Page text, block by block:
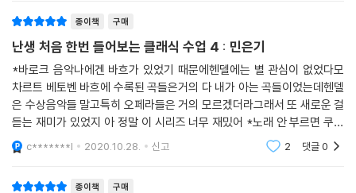
편견을 가진 적이 있었는데 헨델의 음악이 그걸 깨준 것 같아요. 특히 아름
다운 아리아와 합창을 들으면서 그 멜로디가 사람이라는 대상 자체를 존중
--- p. 374~376
성은 『난처한 클래식 수업』에서 그대로 이어진다. 본문은 술술 읽히는 일
대일 대화 형식으로 풀려 있으며, 필요한 때 필요한 이미지가 나오고, 더 나
아가 따로 찾아 듣지 않도록 적재적소에 QR코드가 나와 음악과 연결해준
다. 또한 일러스트레이터 강한의 감각적인 그림과 세심하게 고른 사진들이
장마다 꽉꽉 들어차 있어 보는 재미를 극대화한다. 특히 이번에 출간되는
『난처한 클래식 수업』 3권과 4권에는 각각 190여 장과 160여 장이라는,
그 어느 때보다 많은 시각 자료가 실려 있어 더욱 풍성한 독서 경험을 할 수
종이책 구매
난생 처음 한번 들어보는 클래식 수업 4 : 민은기
*바로크 음악나에겐 바흐가 있었기 때문에헨델에는 별 관심이 없었다모
차르트 베토벤 바흐에 수록된 곡들은거의 다 내가 아는 곡들이었는데헨델
은 수상음악들 말고특히 오페라들은 거의 모르겠더라그래서 또 새로운 걸
듣는 재미가 있었지 아 정말 이 시리즈 너무 재밌어 *노래 안 부르면 쿠초
니 던져버리겠다고 하고시도해서 쿠초니에게 달려드는 헨델을 주변 사람
들이 완력을 써서 저지
c*******l 2020.10.28. 신고 2 댓글0
종이책 구매